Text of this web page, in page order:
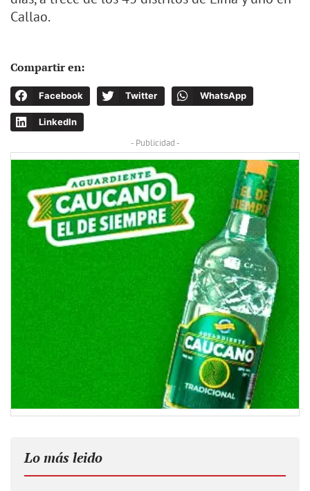
Callao.
Compartir en:
Facebook Twitter WhatsApp
LinkedIn
- Publicidad -
Lo más leido